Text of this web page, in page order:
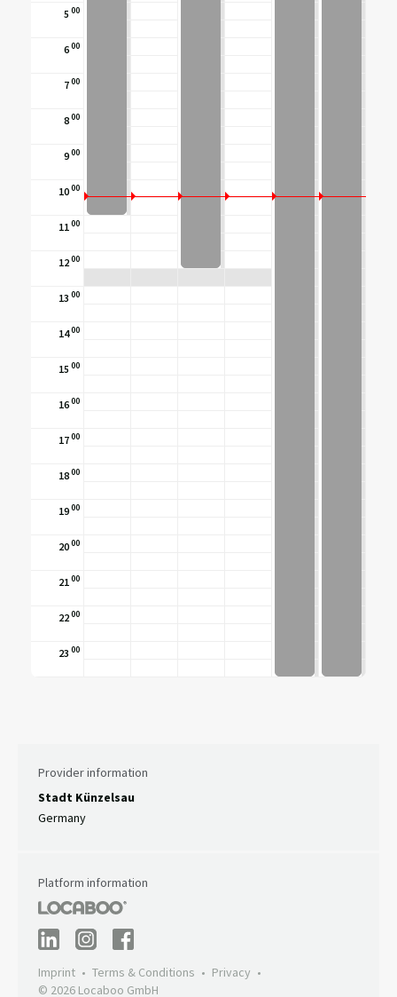
5 00
600
700
800
900
1000
1100
1200
13 00
1400
15 00
1600
1700
1800
1900
2000
2100
2200
23 00
Provider information
Stadt Künzelsau
Germany
Platform information
Imprint Terms & Conditions
Privacy
© 2026 Locaboo GmbH